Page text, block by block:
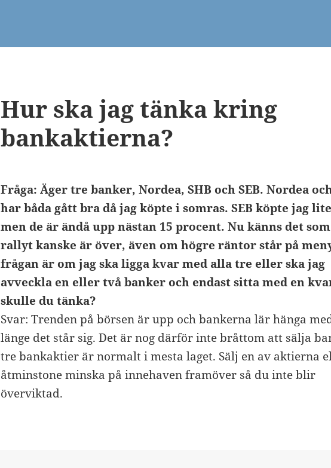
Hur ska jag tänka kring
bankaktierna?
Fråga: Äger tre banker, Nordea, SHB och SEB. Nordea
har båda gått bra då jag köpte i somras. SEB köpte jag
men de är ändå upp nästan 15 procent. Nu känns det
rallyt kanske är över, även om högre räntor står på
frågan är om jag ska ligga kvar med alla tre eller ska jag
avveckla en eller två banker och endast sitta med en
skulle du tänka?
Svar: Trenden på börsen är upp och bankerna lär hänga
länge det står sig. Det är nog därför inte bråttom att sälja
tre bankaktier är normalt i mesta laget. Sälj en av aktierna
åtminstone minska på innehaven framöver så du inte blir
överviktad.